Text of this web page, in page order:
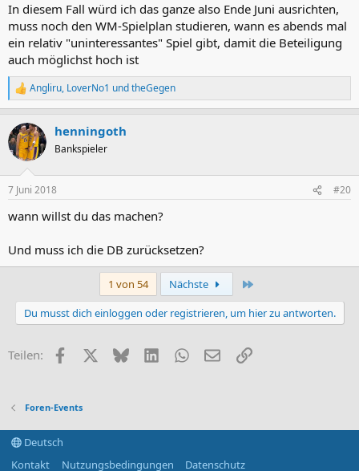
In diesem Fall würd ich das ganze also Ende Juni ausrichten,
muss noch den WM-Spielplan studieren, wann es abends mal
ein relativ "uninteressantes" Spiel gibt, damit die Beteiligung
auch möglichst hoch ist
R
e
k
t
i
e
:
Angliru, LoverNo1 undtheGegen
henningoth
Bankspieler
7 Juni 2018 #20
wann willst du das machen?
Und muss ich die DB zurücksetzen?
1 von 54 Nächste
Du musst dich einloggen oder registrieren, um hier zu antworten.
Teilen: FacebookX (Twitter)
BlueskyLinkedInWhatsApp
E-MailLink
Foren-Events
Deutsch
Kontakt
Nutzungsbedingungen Datenschutz